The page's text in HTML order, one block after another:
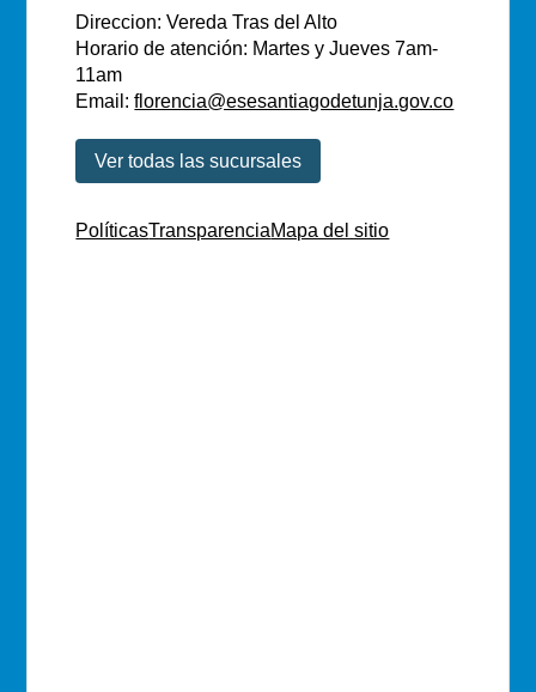
Direccion: Vereda Tras del Alto
Horario de atención: Martes y Jueves 7am-
11am
Email:florencia@esesantiagodetunja.gov.co
Ver todas las sucursales
PolíticasTransparenciaMapa del sitio